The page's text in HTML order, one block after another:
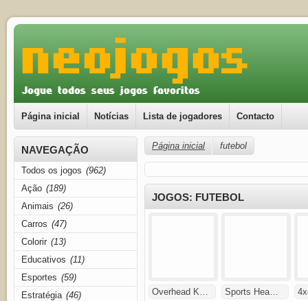
Página inicial Notícias Lista de jogadores Contacto
NAVEGAÇÃO
Todos os jogos (962)
Ação (189)
Animais (26)
Carros (47)
Colorir (13)
Educativos (11)
Esportes (59)
Estratégia (46)
Página inicial futebol
JOGOS: FUTEBOL
Overhead K… Sports Hea…